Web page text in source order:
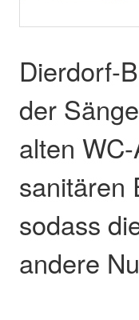
Dierdorf-
der
alten
sanitären
sodass
andere